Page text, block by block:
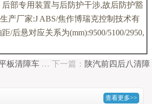
部专用装置与后防护干涉,故后防护豁
产厂家:J ABS/焦作博瑞克控制技术有
/后悬对应关系为(mm):9500/5100/2950,
板清障车 … 下一篇： 陕汽前四后八清障
查看更多>>